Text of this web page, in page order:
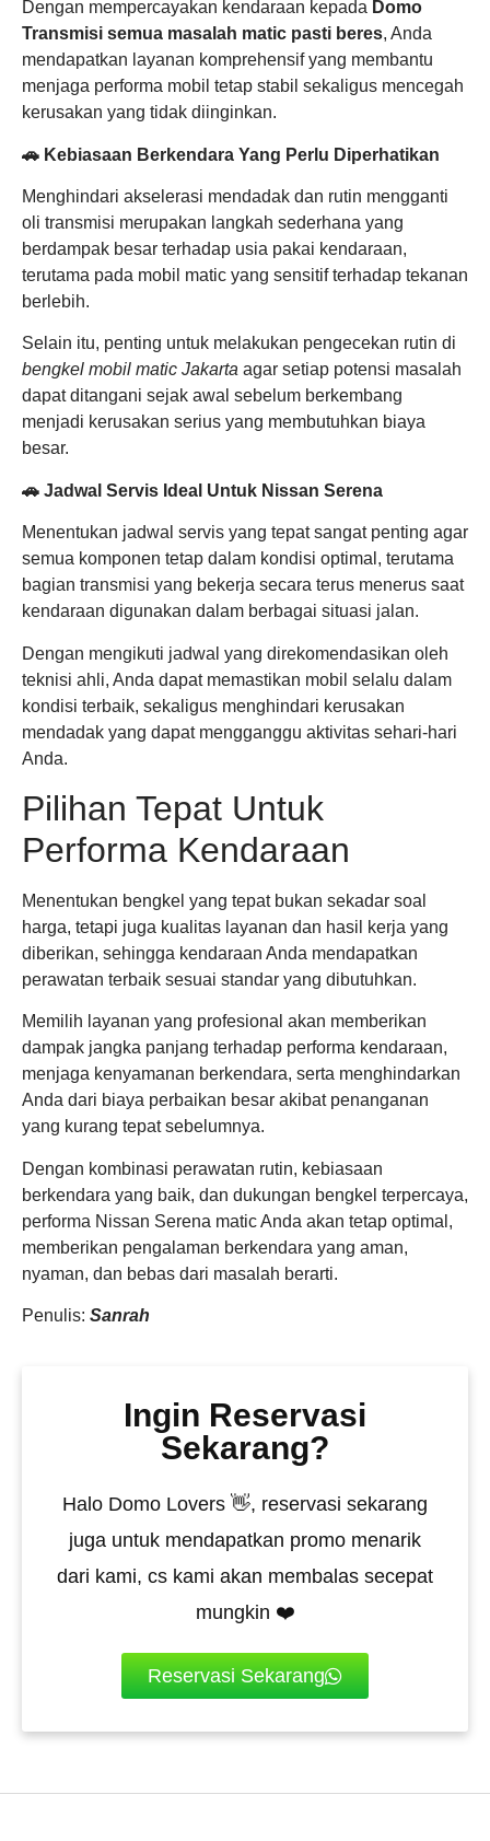
Dengan mempercayakan kendaraan kepada Domo
Transmisi semua masalah matic pasti beres, Anda
mendapatkan layanan komprehensif yang membantu
menjaga performa mobil tetap stabil sekaligus mencegah
kerusakan yang tidak diinginkan.
🚗 Kebiasaan Berkendara Yang Perlu Diperhatikan
Menghindari akselerasi mendadak dan rutin mengganti
oli transmisi merupakan langkah sederhana yang
berdampak besar terhadap usia pakai kendaraan,
terutama pada mobil matic yang sensitif terhadap tekanan
berlebih.
Selain itu, penting untuk melakukan pengecekan rutin di
bengkel mobil matic Jakarta agar setiap potensi masalah
dapat ditangani sejak awal sebelum berkembang
menjadi kerusakan serius yang membutuhkan biaya
besar.
🚗 Jadwal Servis Ideal Untuk Nissan Serena
Menentukan jadwal servis yang tepat sangat penting agar
semua komponen tetap dalam kondisi optimal, terutama
bagian transmisi yang bekerja secara terus menerus saat
kendaraan digunakan dalam berbagai situasi jalan.
Dengan mengikuti jadwal yang direkomendasikan oleh
teknisi ahli, Anda dapat memastikan mobil selalu dalam
kondisi terbaik, sekaligus menghindari kerusakan
mendadak yang dapat mengganggu aktivitas sehari-hari
Anda.
Pilihan Tepat Untuk
Performa Kendaraan
Menentukan bengkel yang tepat bukan sekadar soal
harga, tetapi juga kualitas layanan dan hasil kerja yang
diberikan, sehingga kendaraan Anda mendapatkan
perawatan terbaik sesuai standar yang dibutuhkan.
Memilih layanan yang profesional akan memberikan
dampak jangka panjang terhadap performa kendaraan,
menjaga kenyamanan berkendara, serta menghindarkan
Anda dari biaya perbaikan besar akibat penanganan
yang kurang tepat sebelumnya.
Dengan kombinasi perawatan rutin, kebiasaan
berkendara yang baik, dan dukungan bengkel terpercaya,
performa Nissan Serena matic Anda akan tetap optimal,
memberikan pengalaman berkendara yang aman,
nyaman, dan bebas dari masalah berarti.
Penulis: Sanrah
Ingin Reservasi
Sekarang?
Halo Domo Lovers 👋, reservasi sekarang
juga untuk mendapatkan promo menarik
dari kami, cs kami akan membalas secepat
mungkin ❤️
Reservasi Sekarang